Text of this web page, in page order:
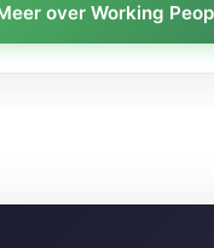
over Working